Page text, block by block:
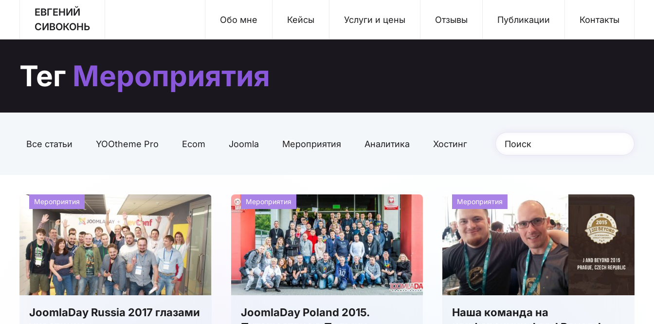
Перейти к содержимому
ЕВГЕНИЙ
СИВОКОНЬ
Обо мне Кейсы Услуги и цены Отзывы Публикации Контакты
Тег Мероприятия
Все статьи YOOtheme Pro Ecom Joomla Мероприятия Аналитика Хостинг
Мероприятия
JoomlaDay Russia 2017 глазами
Мероприятия
JoomlaDay Poland 2015.
Мероприятия
Наша команда на